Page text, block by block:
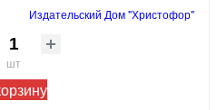
Издательский Дом "Христофор"
шт